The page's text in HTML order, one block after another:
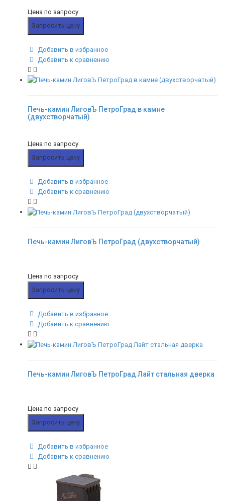
Цена по запросу
Запросить цену
Добавить в избранное
Добавить к сравнению
Печь-камин ЛиговЪ ПетроГрад в камне
(двухстворчатый)
Цена по запросу
Запросить цену
Добавить в избранное
Добавить к сравнению
Печь-камин ЛиговЪ ПетроГрад (двухстворчатый)
Цена по запросу
Запросить цену
Добавить в избранное
Добавить к сравнению
Печь-камин ЛиговЪ ПетроГрад Лайт стальная дверка
Цена по запросу
Запросить цену
Добавить в избранное
Добавить к сравнению